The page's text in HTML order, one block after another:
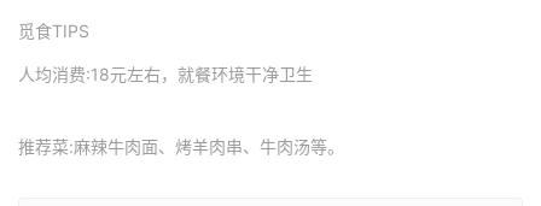
觅食TIPS
人均消费:18元左右，就餐环境干净卫生
推荐菜:麻辣牛肉面、烤羊肉串、牛肉汤等。